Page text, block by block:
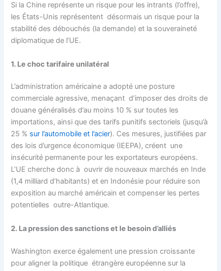
Si la Chine représente un risque pour les intrants (l’offre),
les États-Unis représentent désormais un risque pour la
stabilité des débouchés (la demande) et la souveraineté
diplomatique de l’UE.
1. Le choc tarifaire unilatéral
L’administration américaine a adopté une posture
commerciale agressive, menaçant d’imposer des droits de
douane généralisés d’au moins 10 % sur toutes les
importations, ainsi que des tarifs punitifs sectoriels (jusqu’à
25 % sur l’automobile et l’acier). Ces mesures, justifiées par
des lois d’urgence économique (IEEPA), créent une
insécurité permanente pour les exportateurs européens.
L’UE cherche donc à ouvrir de nouveaux marchés en Inde
(1,4 milliard d’habitants) et en Indonésie pour réduire son
exposition au marché américain et compenser les pertes
potentielles outre-Atlantique.
2. La pression des sanctions et le besoin d’alliés
Washington exerce également une pression croissante
pour aligner la politique étrangère européenne sur la